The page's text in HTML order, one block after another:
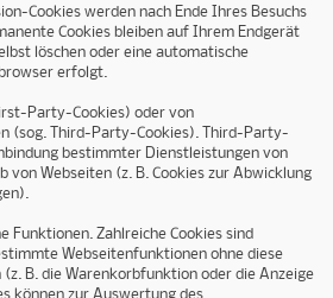
Cookies werden nach Ende Ihres Besuchs
Cookies bleiben auf Ihrem Endgerät
löschen oder eine automatische
erfolgt.
Party-Cookies) oder von
(sog. Third-Party-Cookies). Third-Party-
bestimmter Dienstleistungen von
von Webseiten (z. B. Cookies zur Abwicklung
Funktionen. Zahlreiche Cookies sind
Webseitenfunktionen ohne diese
B. die Warenkorbfunktion oder die Anzeige